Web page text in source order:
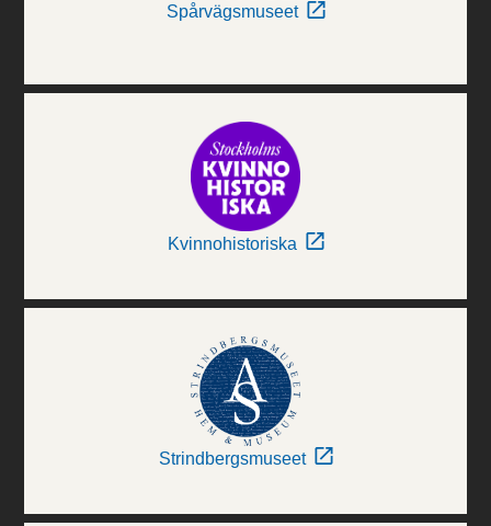
Spårvägsmuseet
Kvinnohistoriska
Strindbergsmuseet